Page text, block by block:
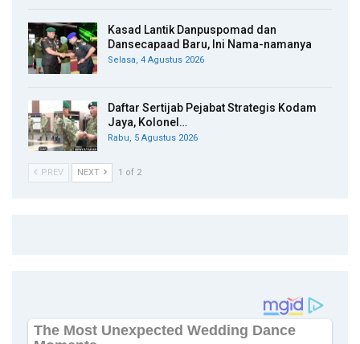
Kasad Lantik Danpuspomad dan
Dansecapaad Baru, Ini Nama-namanya
Selasa, 4 Agustus 2026
Daftar Sertijab Pejabat Strategis Kodam
Jaya, Kolonel…
Rabu, 5 Agustus 2026
PREV NEXT 1 of 2